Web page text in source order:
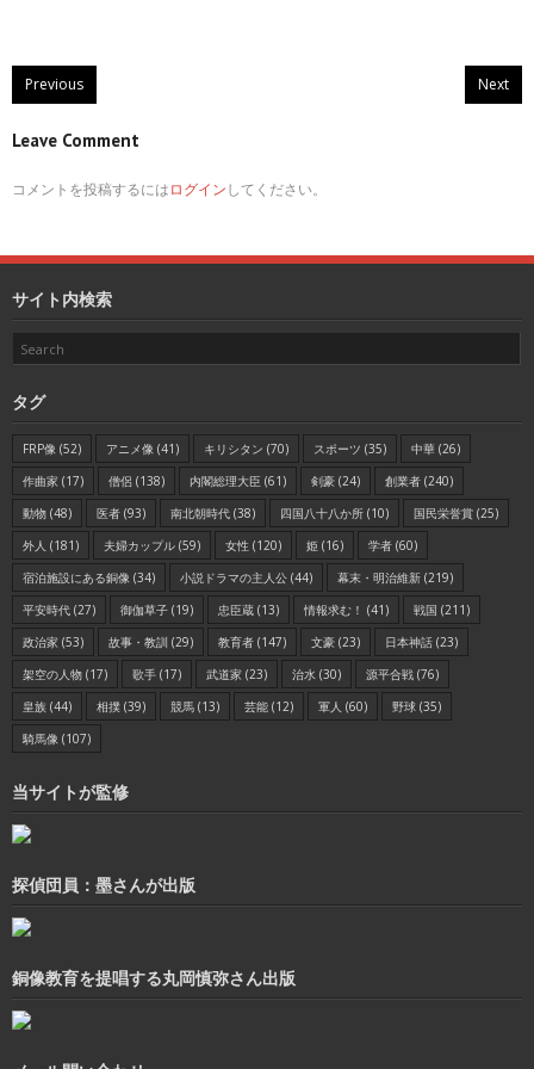
Previous Next
Leave Comment
コメントを投稿するにはログインしてください。
サイト内検索
タグ
FRP像 (52) アニメ像 (41) キリシタン (70) スポーツ (35) 中華 (26)
作曲家 (17) 僧侶 (138) 内閣総理大臣 (61) 剣豪 (24) 創業者 (240)
動物 (48) 医者 (93) 南北朝時代 (38) 四国八十八か所 (10) 国民栄誉賞 (25)
外人 (181) 夫婦カップル (59) 女性 (120) 姫 (16) 学者 (60)
宿泊施設にある銅像 (34) 小説ドラマの主人公 (44) 幕末・明治維新 (219)
平安時代 (27) 御伽草子 (19) 忠臣蔵 (13) 情報求む！ (41) 戦国 (211)
政治家 (53) 故事・教訓 (29) 教育者 (147) 文豪 (23) 日本神話 (23)
架空の人物 (17) 歌手 (17) 武道家 (23) 治水 (30) 源平合戦 (76)
皇族 (44) 相撲 (39) 競馬 (13) 芸能 (12) 軍人 (60) 野球 (35)
騎馬像 (107)
当サイトが監修
探偵団員：墨さんが出版
銅像教育を提唱する丸岡慎弥さん出版